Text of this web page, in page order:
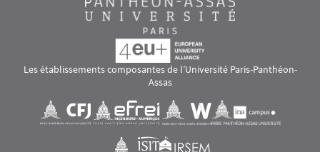
Les établissements composantes de l’Université Paris-Panthéon-
Assas
Visuel svgVisuel svg Visuel svgVisuel svg
Visuel svgVisuel svg